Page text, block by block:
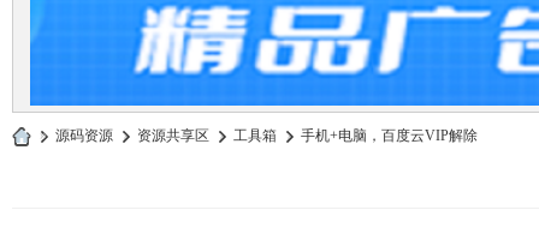
» 源码资源 › 资源共享区 › 工具箱 › 手机+电脑，百度云VIP解除